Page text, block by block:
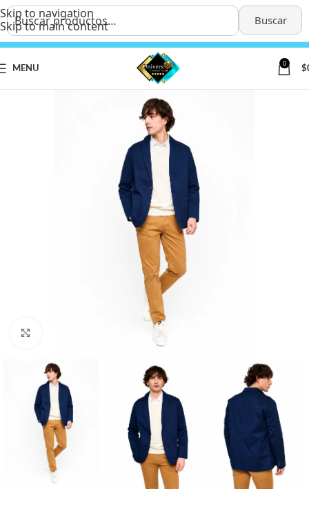
Buscar
Skip to navigation
Skip to main content
MENU
0
$